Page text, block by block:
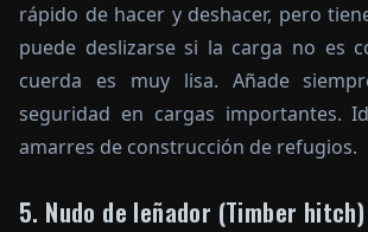
rápido de hacer y deshacer, pero
puede deslizarse si la carga no es
cuerda es muy lisa. Añade
seguridad en cargas importantes.
amarres de construcción de refugios.
5. Nudo de leñador (Timber hitch)